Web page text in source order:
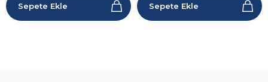
Sepete Ekle Sepete Ekle